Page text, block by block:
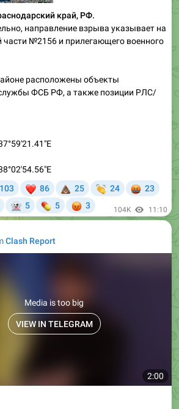
край, РФ.
направление взрыва указывает на
части №2156 и прилегающего военного
расположены объекты
ФСБ РФ, а также позиции РЛС/
103 86 25
👏
24
🤬
23
5 5 3 104K 11:10
Clash Report
2:00
Media is too big
VIEW IN TELEGRAM